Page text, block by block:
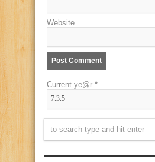
Website
Current ye@r *